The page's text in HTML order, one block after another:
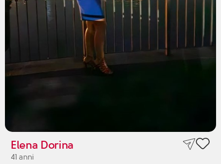
Elena Dorina
41 anni